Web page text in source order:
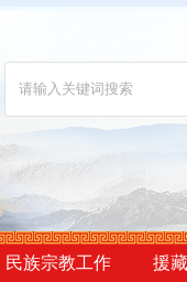
民族宗教工作 援